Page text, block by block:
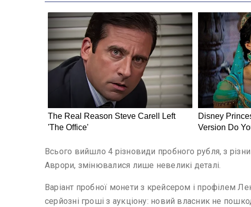
Всього вийшло 4 різновиди пробного рубля, з
Аврори, змінювалися лише невеликі деталі.
Варіант пробної монети з крейсером і профілем
серйозні гроші з аукціону: новий власник не